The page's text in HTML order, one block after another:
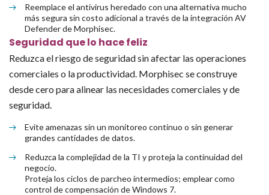
Reemplace el antivirus heredado con una alternativa mucho
más segura sin costo adicional a través de la integración AV
Defender de Morphisec.
Seguridad que lo hace feliz
Reduzca el riesgo de seguridad sin afectar las operaciones
comerciales o la productividad. Morphisec se construye
desde cero para alinear las necesidades comerciales y de
seguridad.
Evite amenazas sin un monitoreo continuo o sin generar
grandes cantidades de datos.
Reduzca la complejidad de la TI y proteja la continuidad del
negocio.
Proteja los ciclos de parcheo intermedios; emplear como
control de compensación de Windows 7.